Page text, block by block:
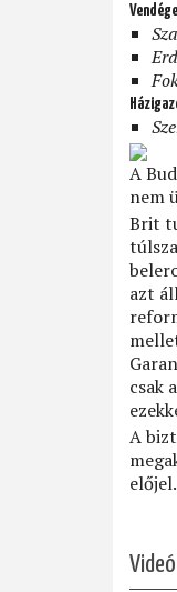
A
nem
Brit
azt
csak
A
előjel.